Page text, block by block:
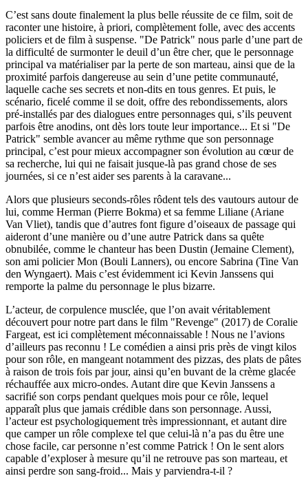
C’est sans doute finalement la plus belle réussite de ce film, soit de
raconter une histoire, à priori, complètement folle, avec des accents
policiers et de film à suspense. "De Patrick" nous parle d’une part de
la difficulté de surmonter le deuil d’un être cher, que le personnage
principal va matérialiser par la perte de son marteau, ainsi que de la
proximité parfois dangereuse au sein d’une petite communauté,
laquelle cache ses secrets et non-dits en tous genres. Et puis, le
scénario, ficelé comme il se doit, offre des rebondissements, alors
pré-installés par des dialogues entre personnages qui, s’ils peuvent
parfois être anodins, ont dès lors toute leur importance... Et si "De
Patrick" semble avancer au même rythme que son personnage
principal, c’est pour mieux accompagner son évolution au cœur de
sa recherche, lui qui ne faisait jusque-là pas grand chose de ses
journées, si ce n’est aider ses parents à la caravane...
Alors que plusieurs seconds-rôles rôdent tels des vautours autour de
lui, comme Herman (Pierre Bokma) et sa femme Liliane (Ariane
Van Vliet), tandis que d’autres font figure d’oiseaux de passage qui
aideront d’une manière ou d’une autre Patrick dans sa quête
obnubilée, comme le chanteur has been Dustin (Jemaine Clement),
son ami policier Mon (Bouli Lanners), ou encore Sabrina (Tine Van
den Wyngaert). Mais c’est évidemment ici Kevin Janssens qui
remporte la palme du personnage le plus bizarre.
L’acteur, de corpulence musclée, que l’on avait véritablement
découvert pour notre part dans le film "Revenge" (2017) de Coralie
Fargeat, est ici complètement méconnaissable ! Nous ne l’avions
d’ailleurs pas reconnu ! Le comédien a ainsi pris près de vingt kilos
pour son rôle, en mangeant notamment des pizzas, des plats de pâtes
à raison de trois fois par jour, ainsi qu’en buvant de la crème glacée
réchauffée aux micro-ondes. Autant dire que Kevin Janssens a
sacrifié son corps pendant quelques mois pour ce rôle, lequel
apparaît plus que jamais crédible dans son personnage. Aussi,
l’acteur est psychologiquement très impressionnant, et autant dire
que camper un rôle complexe tel que celui-là n’a pas du être une
chose facile, car personne n’est comme Patrick ! On le sent alors
capable d’exploser à mesure qu’il ne retrouve pas son marteau, et
ainsi perdre son sang-froid... Mais y parviendra-t-il ?